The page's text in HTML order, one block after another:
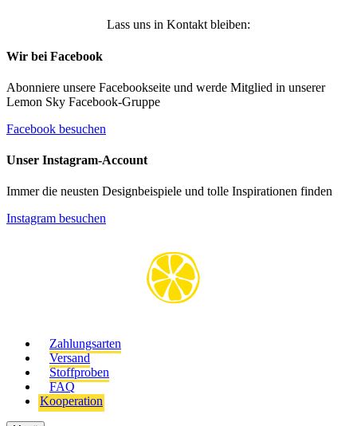
Lass uns in Kontakt bleiben:
Wir bei Facebook
Abonniere unsere Facebookseite und werde Mitglied in unserer
Lemon Sky Facebook-Gruppe
Facebook besuchen
Unser Instagram-Account
Immer die neusten Designbeispiele und tolle Inspirationen finden
Instagram besuchen
Zahlungsarten
Versand
Stoffproben
FAQ
Kooperation